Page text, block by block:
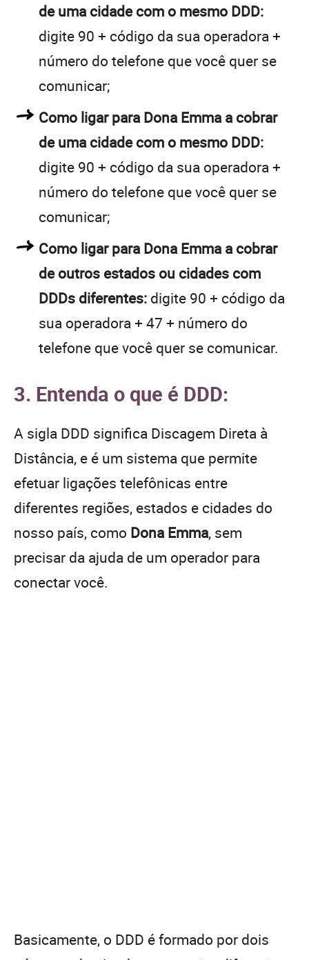
de uma cidade com o mesmo DDD:
digite 90 + código da sua operadora +
número do telefone que você quer se
comunicar;
Como ligar para Dona Emma a cobrar
de uma cidade com o mesmo DDD:
digite 90 + código da sua operadora +
número do telefone que você quer se
comunicar;
Como ligar para Dona Emma a cobrar
de outros estados ou cidades com
DDDs diferentes: digite 90 + código da
sua operadora + 47 + número do
telefone que você quer se comunicar.
3. Entenda o que é DDD:
A sigla DDD significa Discagem Direta à
Distância, e é um sistema que permite
efetuar ligações telefônicas entre
diferentes regiões, estados e cidades do
nosso país, como Dona Emma, sem
precisar da ajuda de um operador para
conectar você.
Basicamente, o DDD é formado por dois